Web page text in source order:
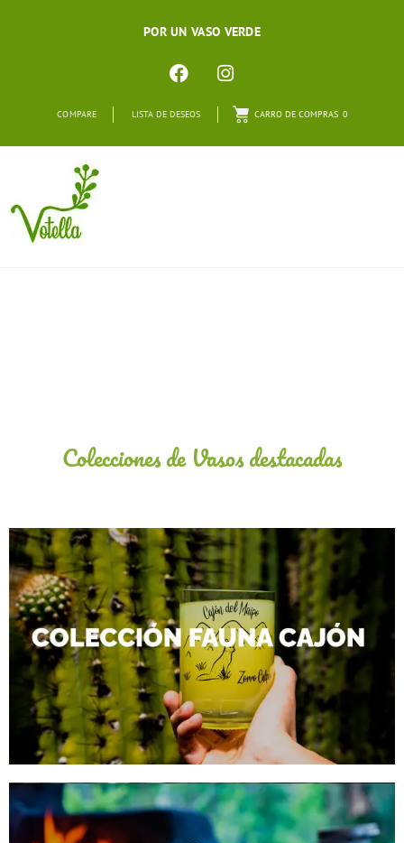
POR UN VASO VERDE
COMPARE LISTA DE DESEOS CARRO DE COMPRAS 0
Colecciones de Vasos destacadas